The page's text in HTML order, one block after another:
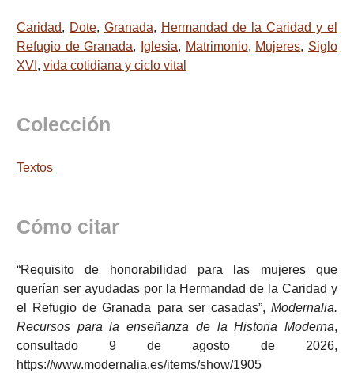
Caridad, Dote, Granada, Hermandad de la Caridad y el
Refugio de Granada, Iglesia, Matrimonio, Mujeres, Siglo
XVI , vida cotidiana y ciclo vital
Colección
Textos
Cómo citar
“Requisito de honorabilidad para las mujeres que
querían ser ayudadas por la Hermandad de la Caridad y
el Refugio de Granada para ser casadas”, Modernalia.
Recursos para la enseñanza de la Historia Moderna,
consultado 9 de agosto de 2026,
https://www.modernalia.es/items/show/1905